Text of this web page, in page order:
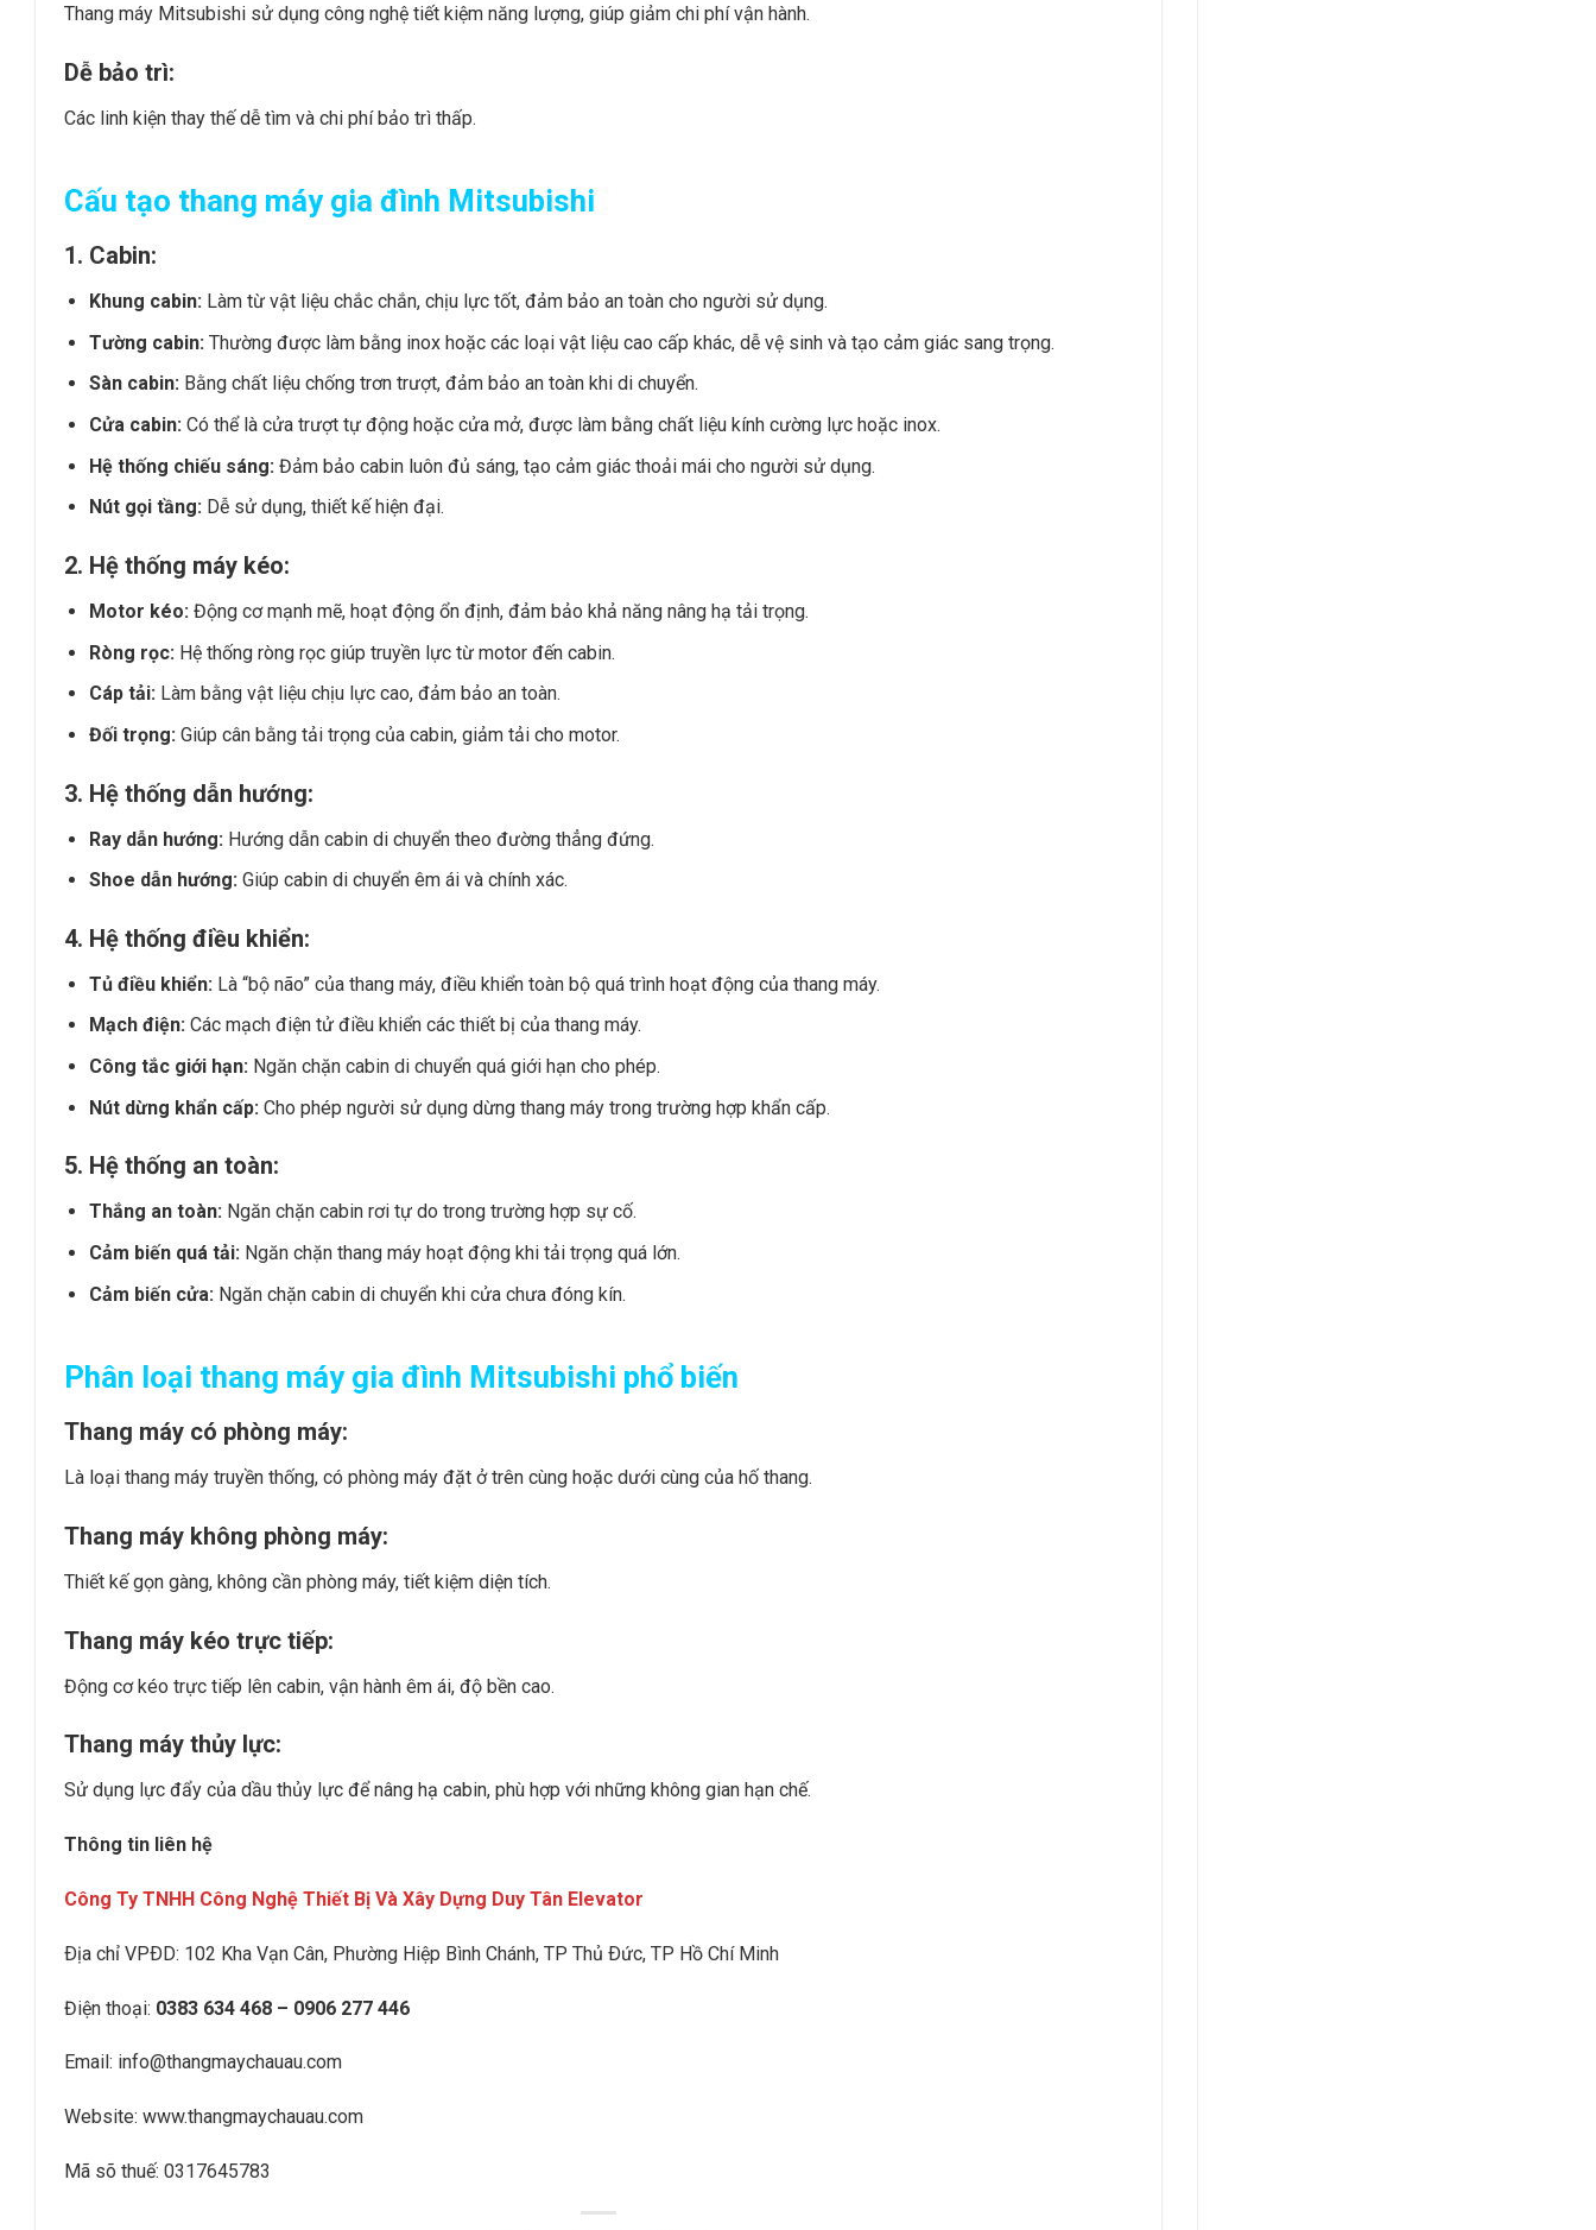
Thang máy Mitsubishi sử dụng công nghệ tiết kiệm năng lượng, giúp giảm chi phí vận hành.
Dễ bảo trì:
Các linh kiện thay thế dễ tìm và chi phí bảo trì thấp.
Cấu tạo thang máy gia đình Mitsubishi
1. Cabin:
Khung cabin:Làm từ vật liệu chắc chắn, chịu lực tốt, đảm bảo an toàn cho người sử dụng.
Tường cabin: Thường được làm bằng inox hoặc các loại vật liệu cao cấp khác, dễ vệ sinh và tạo cảm giác sang trọng.
Sàn cabin:Bằng chất liệu chống trơn trượt, đảm bảo an toàn khi di chuyển.
Cửa cabin:Có thể là cửa trượt tự động hoặc cửa mở, được làm bằng chất liệu kính cường lực hoặc inox.
Hệ thống chiếu sáng: Đảm bảo cabin luôn đủ sáng, tạo cảm giác thoải mái cho người sử dụng.
Nút gọi tầng:Dễ sử dụng, thiết kế hiện đại.
2. Hệ thống máy kéo:
Motor kéo:Động cơ mạnh mẽ, hoạt động ổn định, đảm bảo khả năng nâng hạ tải trọng.
Ròng rọc: Hệ thống ròng rọc giúp truyền lực từ motor đến cabin.
Cáp tải:Làm bằng vật liệu chịu lực cao, đảm bảo an toàn.
Đối trọng: Giúp cân bằng tải trọng của cabin, giảm tải cho motor.
3. Hệ thống dẫn hướng:
Ray dẫn hướng: Hướng dẫn cabin di chuyển theo đường thẳng đứng.
Shoe dẫn hướng:Giúp cabin di chuyển êm ái và chính xác.
4. Hệ thống điều khiển:
Tủ điều khiển:Là “bộ não” của thang máy, điều khiển toàn bộ quá trình hoạt động của thang máy.
Mạch điện:Các mạch điện tử điều khiển các thiết bị của thang máy.
Công tắc giới hạn:Ngăn chặn cabin di chuyển quá giới hạn cho phép.
Nút dừng khẩn cấp: Cho phép người sử dụng dừng thang máy trong trường hợp khẩn cấp.
5. Hệ thống an toàn:
Thắng an toàn:Ngăn chặn cabin rơi tự do trong trường hợp sự cố.
Cảm biến quá tải:Ngăn chặn thang máy hoạt động khi tải trọng quá lớn.
Cảm biến cửa: Ngăn chặn cabin di chuyển khi cửa chưa đóng kín.
Phân loại thang máy gia đình Mitsubishi phổ biến
Thang máy có phòng máy:
Là loại thang máy truyền thống, có phòng máy đặt ở trên cùng hoặc dưới cùng của hố thang.
Thang máy không phòng máy:
Thiết kế gọn gàng, không cần phòng máy, tiết kiệm diện tích.
Thang máy kéo trực tiếp:
Động cơ kéo trực tiếp lên cabin, vận hành êm ái, độ bền cao.
Thang máy thủy lực:
Sử dụng lực đẩy của dầu thủy lực để nâng hạ cabin, phù hợp với những không gian hạn chế.
Thông tin liên hệ
Công Ty TNHH Công Nghệ Thiết Bị Và Xây Dựng Duy Tân Elevator
Ðịa chỉ VPÐD: 102 Kha Vạn Cân, Phường Hiệp Bình Chánh, TP Thủ Ðức, TP Hồ Chí Minh
Điện thoại: 0383 634 468 – 0906 277 446
Email: info@thangmaychauau.com
Website: www.thangmaychauau.com
Mã sõ thuế: 0317645783